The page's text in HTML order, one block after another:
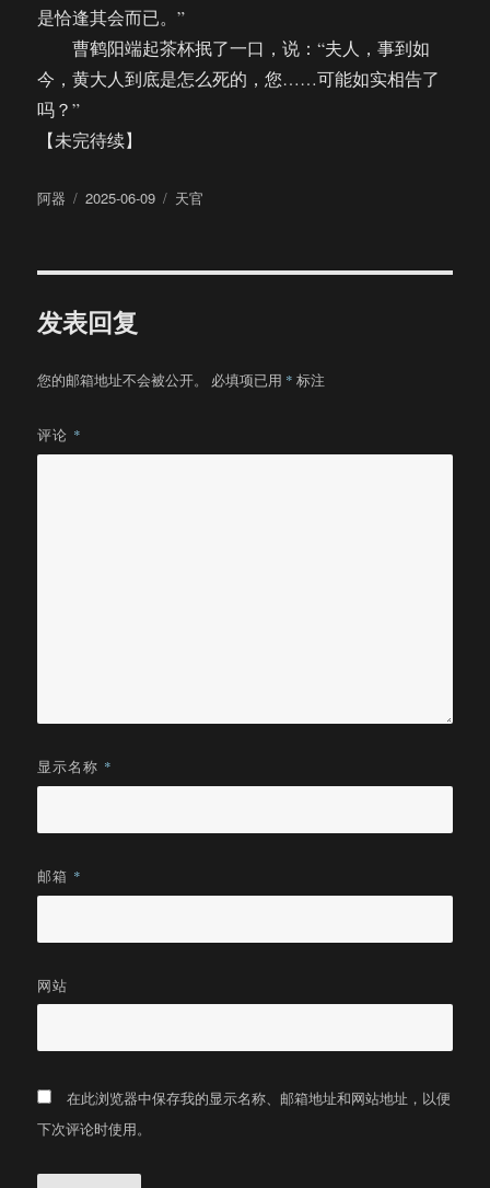
是恰逢其会而已。”
曹鹤阳端起茶杯抿了一口，说：“夫人，事到如
今，黄大人到底是怎么死的，您……可能如实相告了
吗？”
【未完待续】
作
阿器
发
2025-06-09
分
天官
发表回复
您的邮箱地址不会被公开。 必填项已用 * 标注
评论 *
显示名称 *
邮箱 *
网站
在此浏览器中保存我的显示名称、邮箱地址和网站地址，以便
下次评论时使用。